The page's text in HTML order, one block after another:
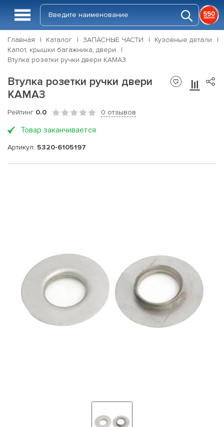
Главная Каталог ЗАПАСНЫЕ ЧАСТИ
Кузовные детали
Капот, крышки багажника, двери
Втулка розетки ручки двери КАМАЗ
Втулка розетки ручки двери
КАМАЗ
Рейтинг 0.0 0 отзывов
Товар заканчивается
Артикул: 5320-6105197